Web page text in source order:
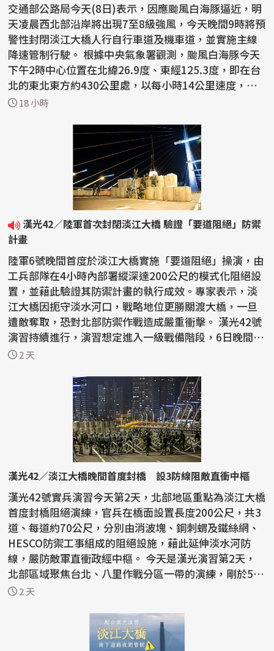
交通部公路局今天(8日)表示，因應颱風白海豚逼近，明
天凌晨西北部沿岸將出現7至8級強風，今天晚間9時將預
警性封閉淡江大橋人行自行車道及機車道，並實施主線
降速管制行駛。 根據中央氣象署觀測，颱風白海豚今天
下午2時中心位置在北緯26.9度、東經125.3度，即在台
北的東北東方約430公里處，以每小時14公里速度，向
西北...
18 小時
計畫
陸軍6號晚間首度於淡江大橋實施「要道阻絕」操演，由
工兵部隊在4小時內部署縱深達200公尺的模式化阻絕設
置，並藉此驗證其防禦計畫的執行成效。專家表示，淡
江大橋因扼守淡水河口，戰略地位更勝關渡大橋，一旦
遭敵奪取，恐對北部防禦作戰造成嚴重衝擊。 漢光42號
演習持續進行，演習想定進入一級戰備階段，6日晚間陸
軍...2 天
漢光42／淡江大橋晚間首度封橋 設3防線阻敵直衝中樞
漢光42號實兵演習今天第2天，北部地區重點為淡江大橋
首度封橋阻絕演練，官兵在橋面設置長度200公尺，共3
道、每道約70公尺，分別由消波塊、鋼刺蝟及鐵絲網、
HESCO防禦工事組成的阻絕設施，藉此延伸淡水河防
線，嚴防敵軍直衝政經中樞。 今天是漢光演習第2天，
北部區域聚焦台北、八里作戰分區一帶的演練，剛於5月
通車的淡...
2 天